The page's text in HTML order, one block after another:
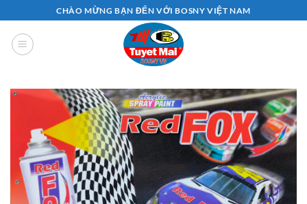
qua
nội
dung
CHÀO MỪNG BẠN ĐẾN VỚI BOSNY VIỆT NAM